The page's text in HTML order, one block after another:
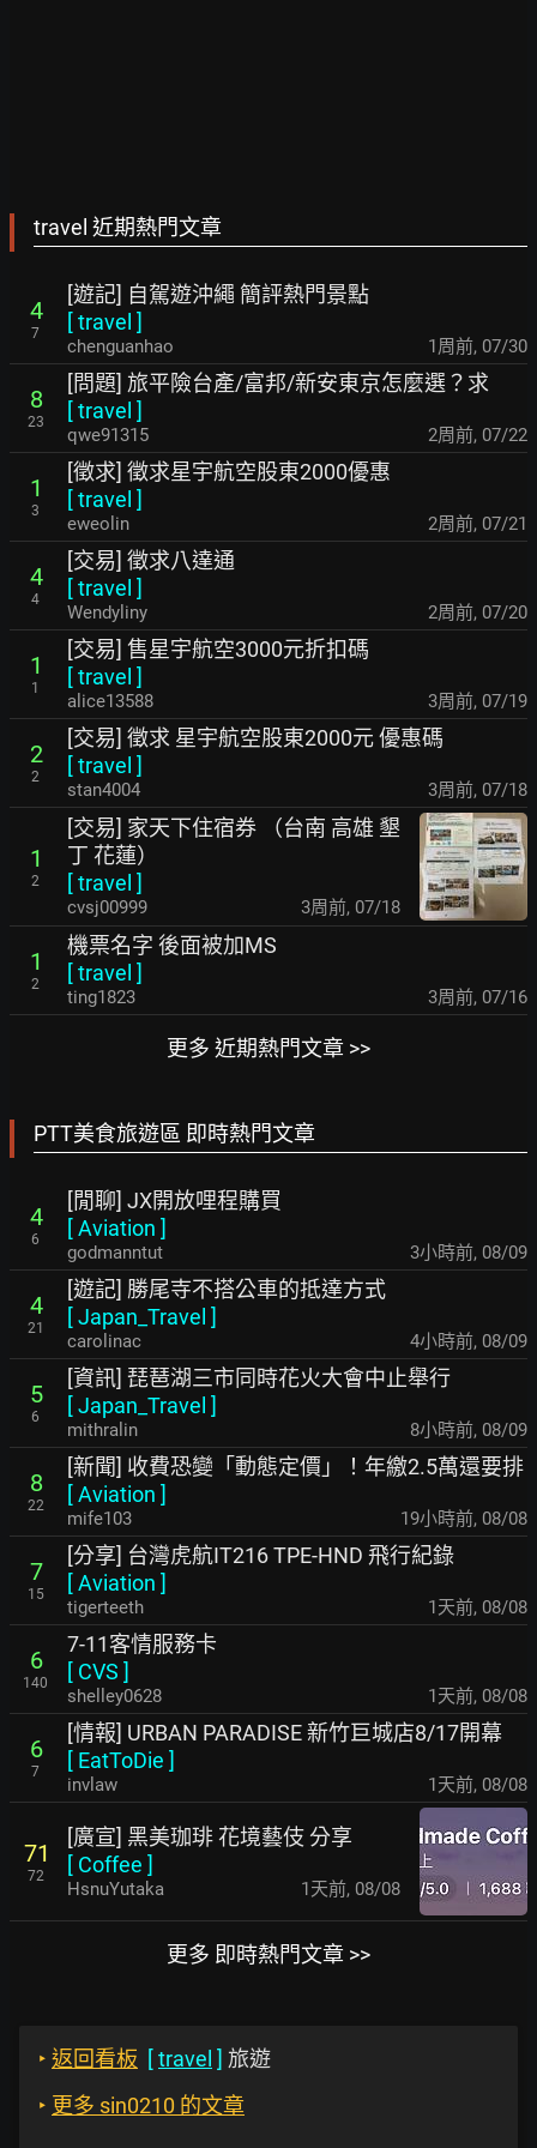
travel 近期熱門文章
4
7
[遊記] 自駕遊沖繩 簡評熱門景點
[travel ]
chenguanhao 1周前, 07/30
8
23
[問題] 旅平險台產/富邦/新安東京怎麼選？求
[travel ]
qwe91315 2周前, 07/22
1
3
[徵求] 徵求星宇航空股東2000優惠
[travel ]
eweolin 2周前, 07/21
4
4
[交易] 徵求八達通
[travel ]
Wendyliny 2周前, 07/20
1
1
[交易] 售星宇航空3000元折扣碼
[travel ]
alice13588 3周前, 07/19
2
2
[交易] 徵求 星宇航空股東2000元 優惠碼
[travel ]
stan4004 3周前, 07/18
1
2
[交易] 家天下住宿券 （台南 高雄 墾
丁 花蓮）
[travel ]
cvsj00999 3周前, 07/18
1
2
機票名字 後面被加MS
[travel ]
ting1823 3周前, 07/16
更多 近期熱門文章 >>
PTT美食旅遊區 即時熱門文章
4
6
[閒聊] JX開放哩程購買
[Aviation ]
godmanntut 3小時前, 08/09
4
21
[遊記] 勝尾寺不搭公車的抵達方式
[Japan_Travel ]
carolinac 4小時前, 08/09
5
6
[資訊] 琵琶湖三市同時花火大會中止舉行
[Japan_Travel ]
mithralin 8小時前, 08/09
8
22
[新聞] 收費恐變「動態定價」！年繳2.5萬還要排
[Aviation ]
mife103 19小時前, 08/08
7
15
[分享] 台灣虎航IT216 TPE-HND 飛行紀錄
[Aviation ]
tigerteeth 1天前, 08/08
6
140
7-11客情服務卡
[ CVS ]
shelley0628 1天前, 08/08
6
7
[情報] URBAN PARADISE 新竹巨城店8/17開幕
[ EatToDie ]
invlaw 1天前, 08/08
71
72
[廣宣] 黑美珈琲 花境藝伎 分享
[ Coffee ]
HsnuYutaka 1天前, 08/08
更多 即時熱門文章 >>
‣ 返回看板 [travel ] 旅遊
‣ 更多 sin0210 的文章